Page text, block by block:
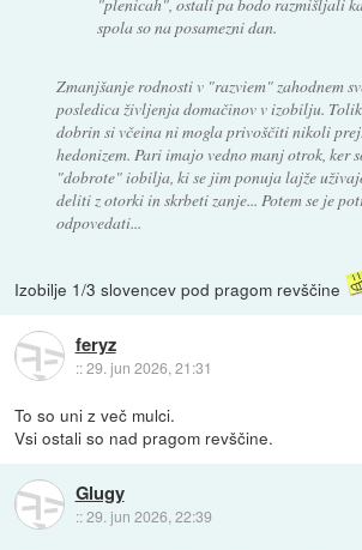
spola so na posamezni dan.
Zmanjšanje rodnosti v "razviem" zahodnem
posledica življenja domačinov v izobilju.
dobrin si včeina ni mogla privoščiti nikoli
hedonizem. Pari imajo vedno manj otrok, ker
"dobrote" iobilja, ki se jim ponuja lajže
deliti z otorki in skrbeti zanje... Potem se je
odpovedati...
Izobilje 1/3 slovencev pod pragom revščine
feryz
::29. jun 2026, 21:31
To so uni z več mulci.
Vsi ostali so nad pragom revščine.
Glugy
::29. jun 2026, 22:39